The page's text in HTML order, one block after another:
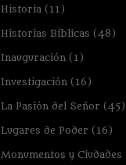
Historia (11)
Historias Bíblicas (48)
Inauguración (1)
Investigación (16)
La Pasión del Señor (45)
Lugares de Poder (16)
Monumentos y Ciudades